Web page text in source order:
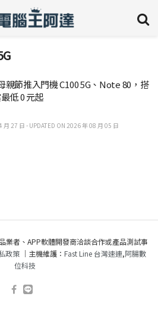
親節推入門機 C100 5G、Note 80，搭
低 0 元起
月 27 日 - UPDATED ON 2026 年 08 月 05 日
業者、APP軟體開發商洽談合作或產品測試事
政策｜主機維護： Fast Line 台灣速連,阿腸數
位科技